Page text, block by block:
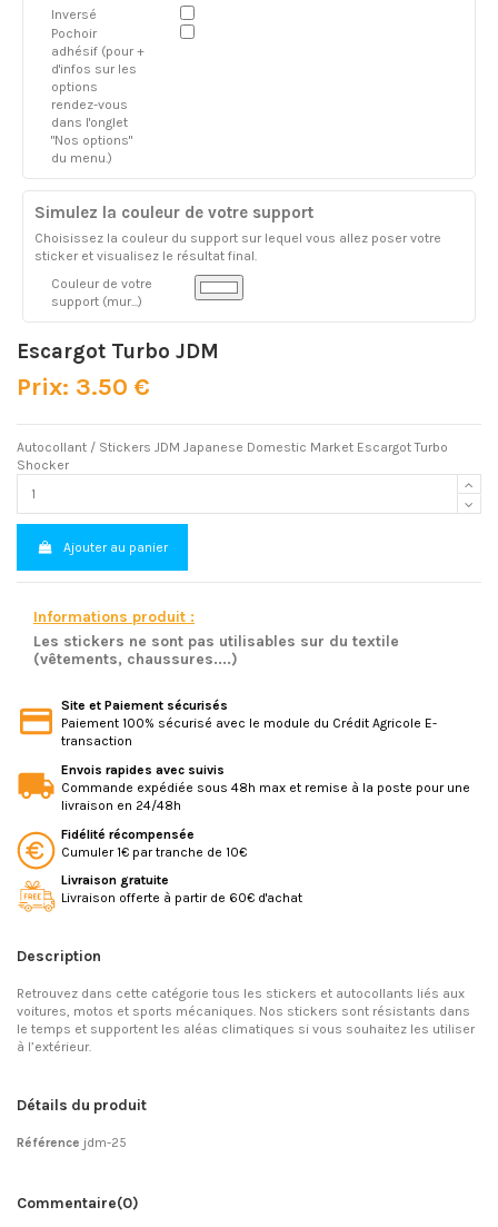
Inversé
Pochoir
adhésif (pour +
d'infos sur les
options
rendez-vous
dans l'onglet
"Nos options"
du menu.)
Simulez la couleur de votre support
Choisissez la couleur du support sur lequel vous allez poser votre
sticker et visualisez le résultat final.
Couleur de votre
support (mur...)
Escargot Turbo JDM
Prix: 3.50 €
Autocollant / Stickers JDM Japanese Domestic Market Escargot Turbo
Shocker
Ajouter au panier
Informations produit :
Les stickers ne sont pas utilisables sur du textile
(vêtements, chaussures....)
Site et Paiement sécurisés
Paiement 100% sécurisé avec le module du Crédit Agricole E-
transaction
Envois rapides avec suivis
Commande expédiée sous 48h max et remise à la poste pour une
livraison en 24/48h
Fidélité récompensée
Cumuler 1€ par tranche de 10€
Livraison gratuite
Livraison offerte à partir de 60€ d'achat
Description
Retrouvez dans cette catégorie tous les stickers et autocollants liés aux
voitures, motos et sports mécaniques. Nos stickers sont résistants dans
le temps et supportent les aléas climatiques si vous souhaitez les utiliser
à l’extérieur.
Détails du produit
Référence jdm-25
Commentaire(0)